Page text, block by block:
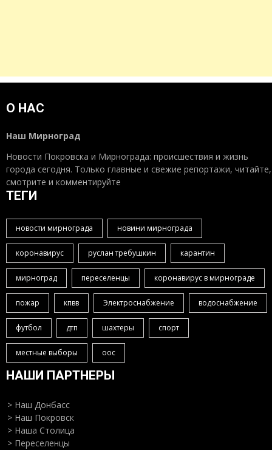
О НАС
Наш Мирноград
Новости Покровска и Мирнограда: происшествия и жизнь
города сегодня. Только главные и свежие репортажи, читайте,
смотрите и комментируйте
ТЕГИ
новости мирнограда новини мирнограда
коронавирус руслан требушкин карантин
мирноград переселенцы коронавирус в мирнограде
пожар кпвв Электроснабжение водоснабжение
футбол дтп шахтеры спорт
местные выборы оос
НАШИ ПАРТНЕРЫ
> Наш Донбасс
> Наш Покровск
> Наша Столица
> Переселенцы